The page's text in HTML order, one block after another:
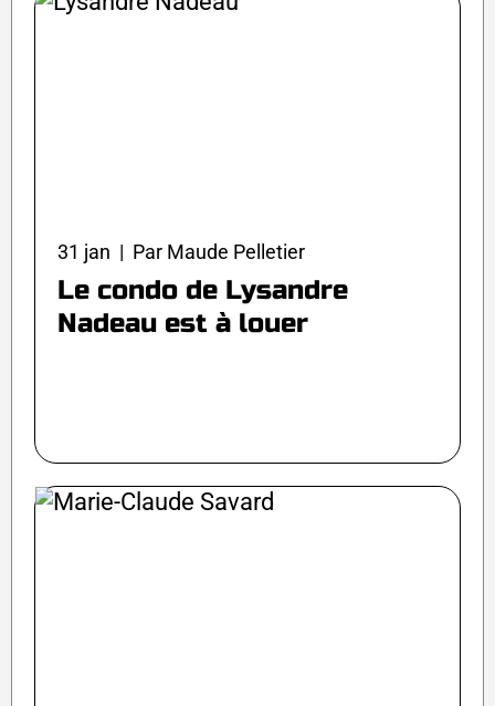
31 jan | Par Maude Pelletier
Le condo de Lysandre
Nadeau est à louer